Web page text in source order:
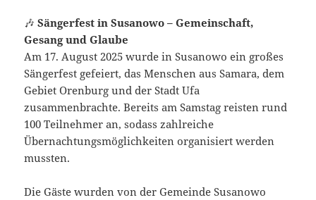
🎶Sängerfest in Susanowo – Gemeinschaft,
Gesang und Glaube
Am 17. August 2025 wurde in Susanowo ein großes
Sängerfest gefeiert, das Menschen aus Samara, dem
Gebiet Orenburg und der Stadt Ufa
zusammenbrachte. Bereits am Samstag reisten rund
100 Teilnehmer an, sodass zahlreiche
Übernachtungsmöglichkeiten organisiert werden
mussten.
Die Gäste wurden von der Gemeinde Susanowo